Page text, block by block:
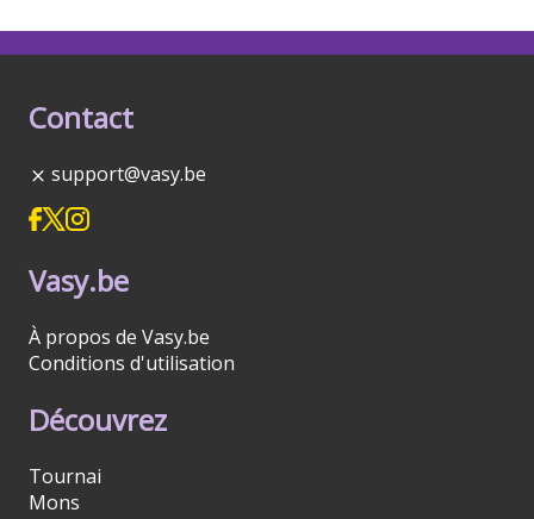
Contact
support@vasy.be
Vasy.be
À propos de Vasy.be
Conditions d'utilisation
Découvrez
Tournai
Mons